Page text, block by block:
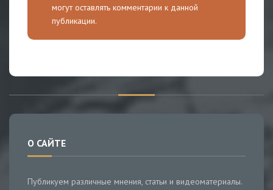
могут оставлять комментарии к данной
публикации.
О САЙТЕ
Публикуем различные мнения, статьи и видеоматериалы.